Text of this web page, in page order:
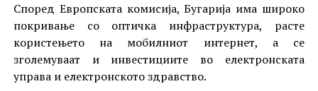
Според Европската комисија, Бугарија има широко
покривање со оптичка инфраструктура, расте
користењето на мобилниот интернет, а се
зголемуваат и инвестициите во електронската
управа и електронското здравство.